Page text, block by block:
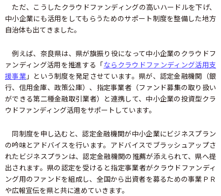
ただ、こうしたクラウドファンディングの高いハードルを下げ、
中小企業にも活用をしてもらうためのサポート制度を整備した地方
自治体も出てきました。
例えば、奈良県は、県が旗振り役になって中小企業のクラウドフ
ァンディング活用を推進する「ならクラウドファンディング活用支
援事業」という制度を発足させています。県が、認定金融機関（銀
行、信用金庫、政策公庫）、指定事業者（ファンド募集の取り扱い
ができる第二種金融取引業者）と連携して、中小企業の投資型クラ
ウドファンディング活用をサポートしています。
同制度を申し込むと、認定金融機関が中小企業にビジネスプラン
の吟味とアドバイスを行います。アドバイスでブラッシュアップさ
れたビジネスプランは、認定金融機関の推薦が添えられて、県へ提
出されます。県の認定を受けると指定事業者がクラウドファンディ
ング用のファンドを組成し、全国から出資者を募るための事業ＰＲ
や広報宣伝を県と共に進めていきます。